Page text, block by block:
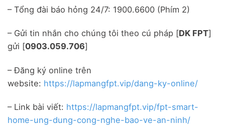
– Tổng đài báo hỏng 24/7: 1900.6600 (Phím 2)
– Gửi tin nhắn cho chúng tôi theo cú pháp [DK FPT]
gửi [0903.059.706]
– Đăng ký online trên
website: https://lapmangfpt.vip/dang-ky-online/
– Link bài viết: https://lapmangfpt.vip/fpt-smart-
home-ung-dung-cong-nghe-bao-ve-an-ninh/